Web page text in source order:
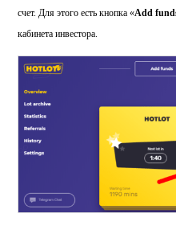
счет. Для этого есть кнопка «Add
кабинета инвестора.